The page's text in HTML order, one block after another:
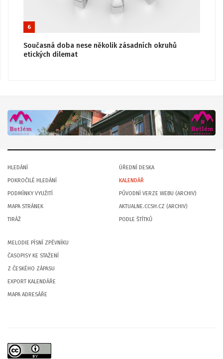
6
Současná doba nese několik zásadních okruhů
etických dilemat
HLEDÁNÍ
POKROČILÉ HLEDÁNÍ
PODMÍNKY VYUŽITÍ
MAPA STRÁNEK
TIRÁŽ
ÚŘEDNÍ DESKA
KALENDÁŘ
PŮVODNÍ VERZE WEBU (ARCHIV)
AKTUALNE.CCSH.CZ (ARCHIV)
PODLE ŠTÍTKŮ
MELODIE PÍSNÍ ZPĚVNÍKU
ČASOPISY KE STAŽENÍ
Z ČESKÉHO ZÁPASU
EXPORT KALENDÁŘE
MAPA ADRESÁŘE